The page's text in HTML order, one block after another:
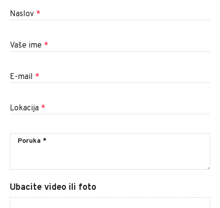
Naslov *
Vaše ime *
E-mail *
Lokacija *
Ubacite video ili foto